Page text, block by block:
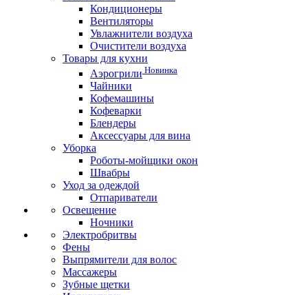
Кондиционеры
Вентиляторы
Увлажнители воздуха
Очистители воздуха
Товары для кухни
Аэрогрили Новинка
Чайники
Кофемашины
Кофеварки
Блендеры
Аксессуары для вина
Уборка
Роботы-мойщики окон
Швабры
Уход за одеждой
Отпариватели
Освещение
Ночники
Электробритвы
Фены
Выпрямители для волос
Массажеры
Зубные щетки